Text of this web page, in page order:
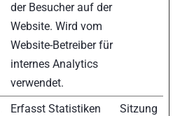
der Besucher auf der
Website. Wird vom
Website-Betreiber für
internes Analytics
verwendet.
Erfasst Statistiken
Sitzung